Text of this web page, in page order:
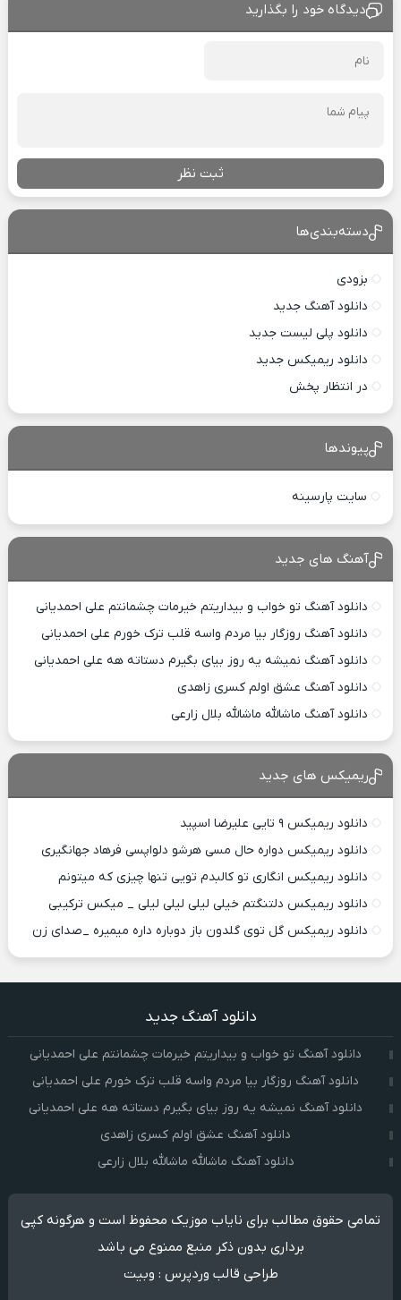
دیدگاه خود را بگذارید
ثبت نظر
دسته‌بندی‌ها
بزودی
دانلود آهنگ جدید
دانلود پلی لیست جدید
دانلود ریمیکس جدید
در انتظار پخش
پیوندها
سایت پارسینه
آهنگ های جدید
دانلود آهنگ تو خواب و بیداریتم خیرمات چشمانتم علی احمدیانی
دانلود آهنگ روزگار بیا مردم واسه قلب ترک خورم علی احمدیانی
دانلود آهنگ نمیشه یه روز بیای بگیرم دستاته هه علی احمدیانی
دانلود آهنگ عشق اولم کسری زاهدی
دانلود آهنگ ماشالله ماشالله بلال زارعی
ریمیکس های جدید
دانلود ریمیکس ۹ تایی علیرضا اسپید
دانلود ریمیکس دواره حال مسی هرشو دلواپسی فرهاد جهانگیری
دانلود ریمیکس انگاری تو کالبدم تویی تنها چیزی که میتونم
دانلود ریمیکس دلتنگتم خیلی لیلی لیلی لیلی _ میکس ترکیبی
دانلود ریمیکس گل توی گلدون باز دوباره داره میمیره _صدای زن
دانلود آهنگ جدید
دانلود آهنگ تو خواب و بیداریتم خیرمات چشمانتم علی احمدیانی
دانلود آهنگ روزگار بیا مردم واسه قلب ترک خورم علی احمدیانی
دانلود آهنگ نمیشه یه روز بیای بگیرم دستاته هه علی احمدیانی
دانلود آهنگ عشق اولم کسری زاهدی
دانلود آهنگ ماشالله ماشالله بلال زارعی
تمامی حقوق مطالب برای نایاب موزیک محفوظ است و هرگونه کپی
برداری بدون ذکر منبع ممنوع می باشد
طراحی قالب وردپرس : وبیت